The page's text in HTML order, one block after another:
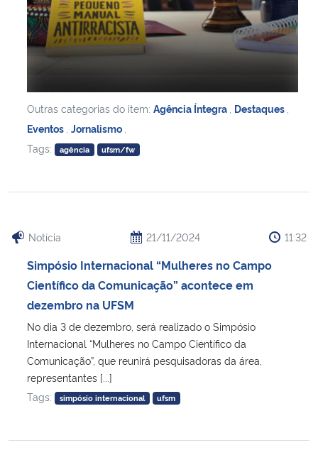
Outras categorias do item: Agência Íntegra Destaques
Eventos Jornalismo
Tags:
agência ufsm/fw
Notícia 21/11/2024 11:32
Simpósio Internacional “Mulheres no Campo
Científico da Comunicação” acontece em
dezembro na UFSM
No dia 3 de dezembro, será realizado o Simpósio
Internacional “Mulheres no Campo Científico da
Comunicação”, que reunirá pesquisadoras da área,
representantes [...]
Tags:
simpósio internacional ufsm